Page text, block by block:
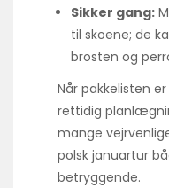
Sikker gang:
til skoene; de
brosten og
Når pakkelisten
rettidig
mange
polsk januartur
betryggende.